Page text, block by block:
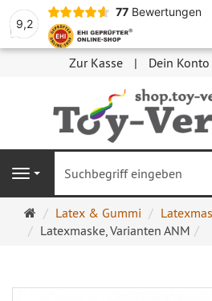
9,2
77 Bewertungen
Zur Kasse Dein Konto
Navigation
Startseite
Latex & Gummi
Latexmaske, Varianten ANM